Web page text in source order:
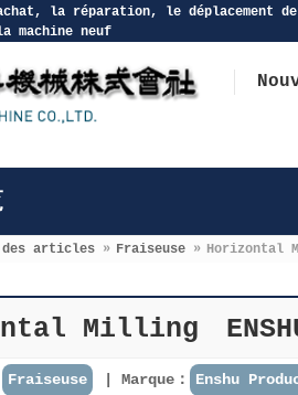
la réparation, le déplacement de
machine neuf
articles » Fraiseuse » Horizontal
Milling
Fraiseuse Marque： Enshu